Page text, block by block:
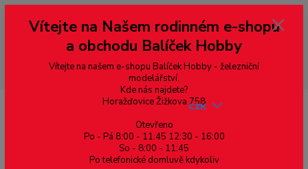
--- pro zákazníky ze Slovenska a jiných zemí, pokud chcete platit v eurech
přepněte si e-shop na euro 💶 pro přepočet měny - pravý horní roh ---
dobírky – pokud si z nějakého důvodu zásilku nevyzvednete, bude po
domluvě zaslána znovu s opětovnou platbou za poštovné, v opačném
případě bude zrušena a účet přidán na blacklist a rušeny následující
objednávky.
CZK
Vítejte na Našem rodinném e-shopu
a obchodu Balíček Hobby
Vítejte na našem e-shopu Balíček Hobby - železniční
modelářství.
Kde nás najdete?
Horažďovice Žižkova 758
Otevřeno
Po - Pá 8:00 - 11:45 12:30 - 16:00
So - 8:00 - 11:45
Po telefonické domluvě kdykoliv